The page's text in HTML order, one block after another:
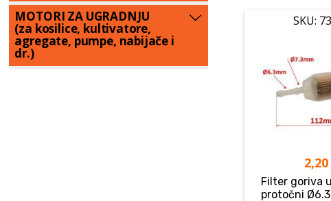
SKU:
2,20
Filter goriva
protočni
MOTORI ZA UGRADNJU
(za kosilice, kultivatore,
agregate, pumpe, nabijače i
dr.)